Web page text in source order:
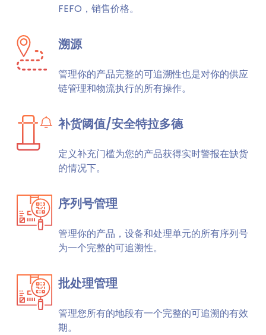
FEFO，销售价格。
溯源
管理你的产品完整的可追溯性也是对你的供应
链管理和物流执行的所有操作。
补货阈值/安全特拉多德
定义补充门槛为您的产品获得实时警报在缺货
的情况下。
序列号管理
管理你的产品，设备和处理单元的所有序列号
为一个完整的可追溯性。
批处理管理
管理您所有的地段有一个完整的可追溯的有效
期。